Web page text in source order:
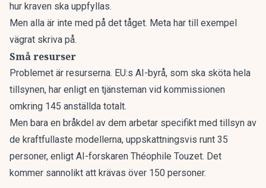
hur kraven ska uppfyllas.
Men alla är inte med på det tåget. Meta har till exempel
vägrat skriva på.
Små resurser
Problemet är resurserna. EU:s AI-byrå, som ska sköta hela
tillsynen, har enligt en tjänsteman vid kommissionen
omkring 145 anställda totalt.
Men bara en bråkdel av dem arbetar specifikt med tillsyn av
de kraftfullaste modellerna, uppskattningsvis runt 35
personer, enligt AI-forskaren Théophile Touzet. Det
kommer sannolikt att krävas över 150 personer.